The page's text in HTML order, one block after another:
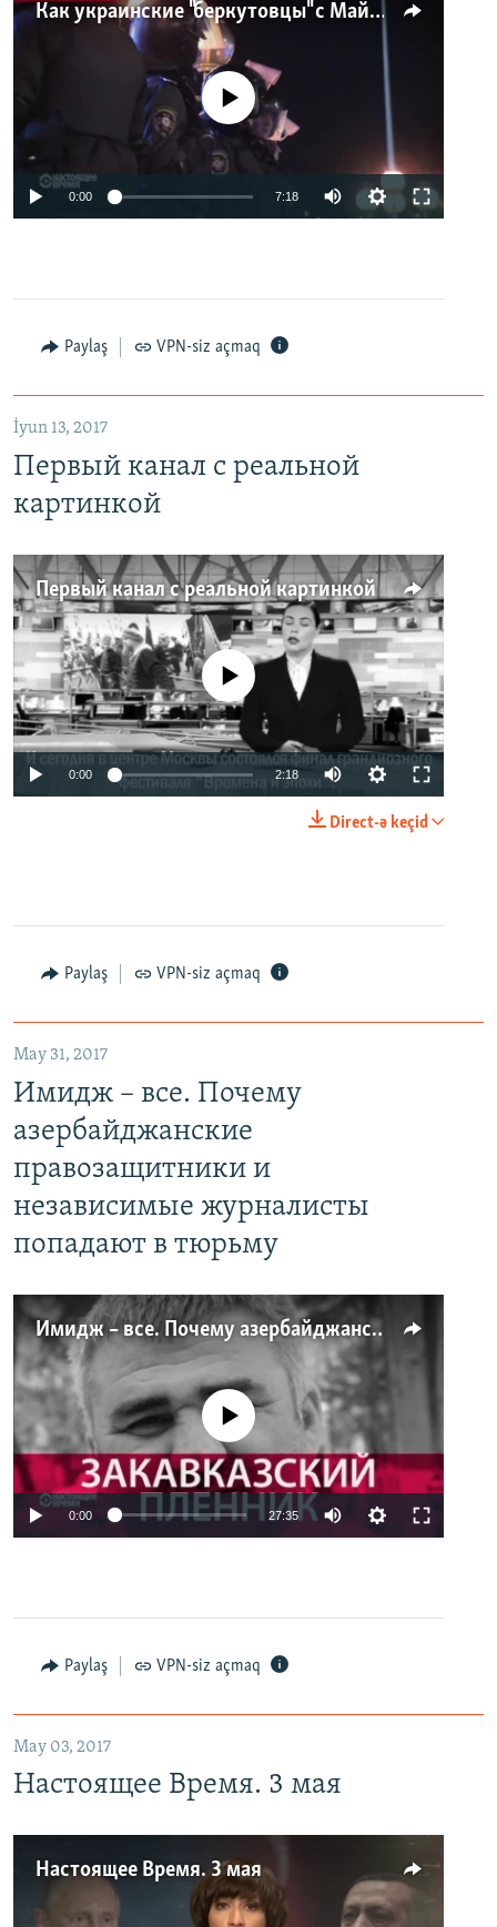
Как украинские "беркутовцы" с Майдана стали ОМОНом с Тверской
No media source currently available
0:00 7:18
Paylaş VPN-siz açmaq
İyun 13, 2017
Первый канал с реальной
картинкой
Первый канал с реальной картинкой
No media source currently available
0:00 2:18
Direct-ə keçid
Paylaş VPN-siz açmaq
May 31, 2017
Имидж – все. Почему
азербайджанские
правозащитники и
независимые журналисты
попадают в тюрьму
Имидж – все. Почему азербайджанские правозащитники и независимые журналисты попадают в тюрьму
No media source currently available
0:00 27:35
Paylaş VPN-siz açmaq
May 03, 2017
Настоящее Время. 3 мая
Настоящее Время. 3 мая